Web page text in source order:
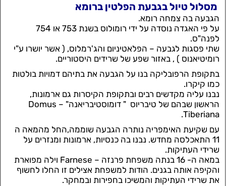
מסלול טיול בגבעת הפלטין ברומא
הגבעה בה צמחה רומא.
על פי האגדה נוסדה על ידי רומולוס בשנת 753 או 754
לפנה"ס.
שתי פסגות לגבעה – הפלאטיניום והג'רמלוס, ( אשר יושרו ע"י
רומיטיאנוס ) , באזור שפע של שרידים היסטוריים.
בתקופת הרפובליקה בנו על הגבעה את בתיהם דמויות בולטות
כמו קיקרו.
נבנו עליה מקדשים רבים ובתקופת הקיסרות גם ארמונות,
הראשון שבהם של טיבריוס " דומוסטיבריאנה" – Domus
Tiberiana.
עם שקיעת האימפריה נותרה הגבעה שוממה,החל מהמאה ה
11 התאכלסה מחדש. נבנו בה כנסיות, ארמונות ומנזרים על
שרידי העתיקות.
במאה ה- 16 בנתה משפחת פרנזה – Farnese וילה מפוארת
והקיפה אותה בגנים. הודות למשפחת אצילים זו החלו לחשוף
את שרידי העתיקות והמשיכו בחפירות ובמחקר.